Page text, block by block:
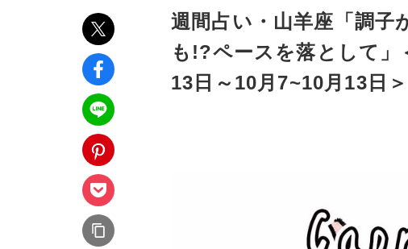
週間占い・山羊座「調子
も!?ペースを落として」
13日～10月7~10月13日＞